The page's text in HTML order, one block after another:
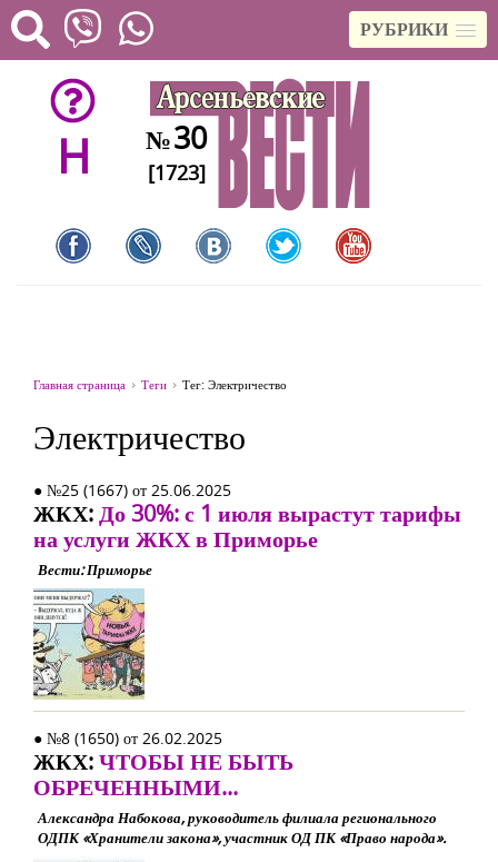
РУБРИКИ
H №30
[1723]
Главная страница Теги Тег: Электричество
Электричество
● №25 (1667) от 25.06.2025
ЖКХ:До 30%: с 1 июля вырастут тарифы
на услуги ЖКХ в Приморье
Вести: Приморье
● №8 (1650) от 26.02.2025
ЖКХ:ЧТОБЫ НЕ БЫТЬ
ОБРЕЧЕННЫМИ...
Александра Набокова, руководитель филиала регионального
ОДПК «Хранители закона», участник ОД ПК «Право народа».